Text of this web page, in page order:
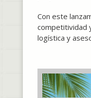
Con este
competitividad
logística y